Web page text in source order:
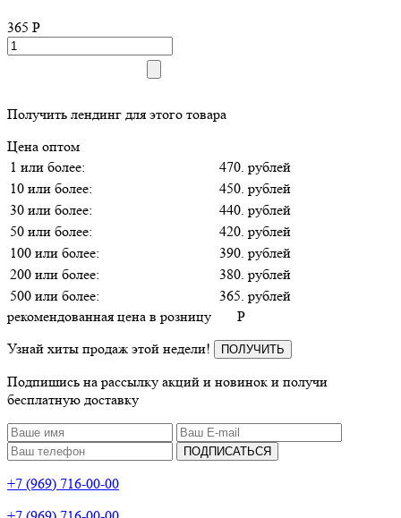
365 P
Получить лендинг для этого товара
Цена оптом
1 или более:
470. рублей
10 или более:
450. рублей
30 или более:
440. рублей
50 или более:
420. рублей
100 или более:
390. рублей
200 или более:
380. рублей
500 или более:
365. рублей
рекомендованная цена в розницу
P
Узнай хиты продаж этой недели!
ПОЛУЧИТЬ
Подпишись на рассылку акций и новинок и получи
бесплатную доставку
ПОДПИСАТЬСЯ
+7 (969) 716-00-00